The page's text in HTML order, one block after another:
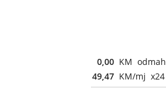
0,00 KM odmah
49,47 KM/mj x24